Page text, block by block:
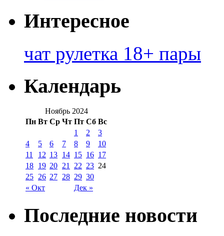
Интересное
чат рулетка 18+ пары
Календарь
Ноябрь 2024
Пн Вт Ср Чт Пт Сб Вс
« Окт Дек »
1 2
3
4
5 6 7 8 9
10
11
12 13 14 15 16 17
18 19 20 21 22 23 24
25 26 27 28 29 30
Последние новости